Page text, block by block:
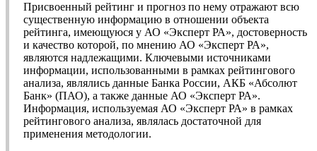
Присвоенный рейтинг и прогноз по нему отражают всю
существенную информацию в отношении объекта
рейтинга, имеющуюся у АО «Эксперт РА», достоверность
и качество которой, по мнению АО «Эксперт РА»,
являются надлежащими. Ключевыми источниками
информации, использованными в рамках рейтингового
анализа, являлись данные Банка России, АКБ «Абсолют
Банк» (ПАО), а также данные АО «Эксперт РА».
Информация, используемая АО «Эксперт РА» в рамках
рейтингового анализа, являлась достаточной для
применения методологии.